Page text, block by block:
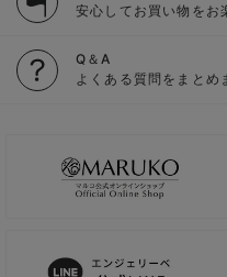
安心してお買い物をお
Q＆A
よくある質問をまとめ